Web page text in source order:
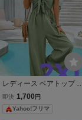
レディース ベアトップ オ
ールインワン サロペット
ワイドパンツ グリーン 2X
L オフショルワンピース
即決 1,700 円
Yahoo!フリマ